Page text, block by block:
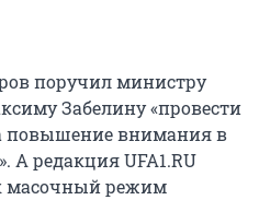
поручил министру
Забелину «провести
повышение внимания в
А редакция UFA1.RU
масочный режим